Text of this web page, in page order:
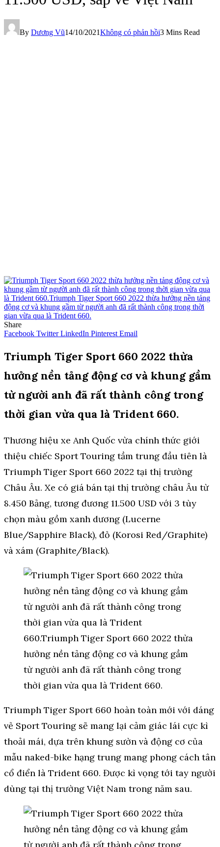
By Dương Vũ14/10/2021Không có phản hồi3 Mins Read
Share
Facebook Twitter LinkedIn Pinterest Email
Triumph Tiger Sport 660 2022 thừa
hưởng nền tảng động cơ và khung gầm
từ người anh đã rất thành công trong
thời gian vừa qua là Trident 660.
Thương hiệu xe Anh Quốc vừa chính thức giới
thiệu chiếc Sport Touring tầm trung đầu tiên là
Triumph Tiger Sport 660 2022 tại thị trường
Châu Âu. Xe có giá bán tại thị trường châu Âu từ
8.450 Bảng, tương đương 11.500 USD với 3 tùy
chọn màu gồm xanh dương (Lucerne
Blue/Sapphire Black), đỏ (Korosi Red/Graphite)
và xám (Graphite/Black).
Triumph Tiger Sport 660 hoàn toàn mới với dáng
vẻ Sport Touring sẽ mang lại cảm giác lái cực kì
thoải mái, dựa trên khung sườn và động cơ của
mẫu naked-bike hạng trung mang phong cách tân
cổ điển là Trident 660. Được kì vọng tới tay người
dùng tại thị trường Việt Nam trong năm sau.